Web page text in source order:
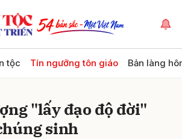
tộc Tín ngưỡng tôn giáo Bản làng
"lấy đạo độ đời"
sinh